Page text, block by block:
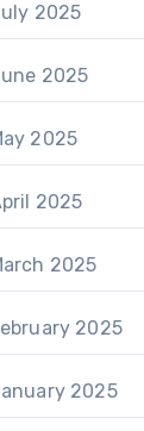
2025
2025
2025
2025
2025
2025
2025